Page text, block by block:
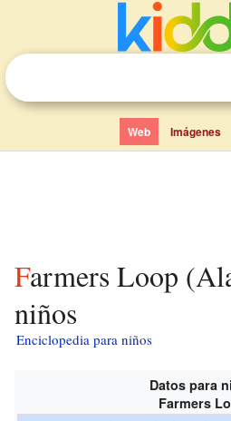
Web Imágenes
Farmers Loop (Alaska) para
niños
Enciclopedia para niños
Datos para
Farmers